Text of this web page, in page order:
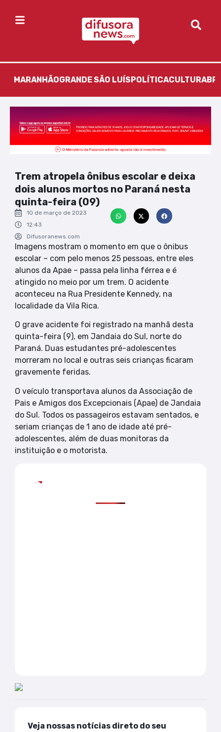
MARANHÃOGRANDE SÃO LUÍS POLÍTICACULTURA
Trem atropela ônibus escolar e deixa
dois alunos mortos no Paraná nesta
quinta-feira (09)
10 de março de 2023
12:43
Difusoranews.com
Imagens mostram o momento em que o ônibus
escolar – com pelo menos 25 pessoas, entre eles
alunos da Apae – passa pela linha férrea e é
atingido no meio por um trem. O acidente
aconteceu na Rua Presidente Kennedy, na
localidade da Vila Rica.
O grave acidente foi registrado na manhã desta
quinta-feira (9), em Jandaia do Sul, norte do
Paraná. Duas estudantes pré-adolescentes
morreram no local e outras seis crianças ficaram
gravemente feridas.
O veículo transportava alunos da Associação de
Pais e Amigos dos Excepcionais (Apae) de Jandaia
do Sul. Todos os passageiros estavam sentados, e
seriam crianças de 1 ano de idade até pré-
adolescentes, além de duas monitoras da
instituição e o motorista.
Veja nossas notícias direto do seu